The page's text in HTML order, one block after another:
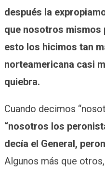
después la
que nosotros mismos
esto los hicimos tan
norteamericana casi
quiebra.
Cuando decimos
“nosotros los
decía el General,
Algunos más que